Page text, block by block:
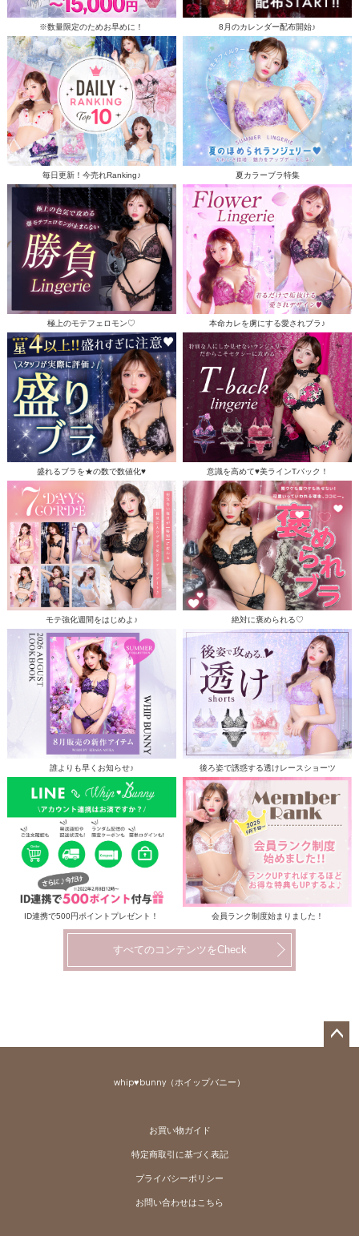
※数量限定のためお早めに！ 8月のカレンダー配布開始♪
毎日更新！今売れRanking♪ 夏カラーブラ特集
極上のモテフェロモン♡ 本命カレを虜にする愛されブラ♪
盛れるブラを★の数で数値化♥ 意識を高めて♥美ラインTバック！
モテ強化週間をはじめよ♪ 絶対に褒められる♡
誰よりも早くお知らせ♪ 後ろ姿で誘惑する透けレースショーツ
ID連携で500円ポイントプレゼント！ 会員ランク制度始まりました！
すべてのコンテンツをCheck
whip♥bunny（ホイップバニー）
お買い物ガイド
特定商取引に基づく表記
プライバシーポリシー
お問い合わせはこちら